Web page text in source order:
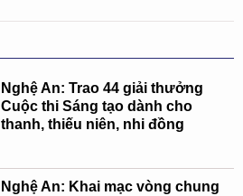
Nghệ An: Trao 44 giải thưởng
Cuộc thi Sáng tạo dành cho
thanh, thiếu niên, nhi đồng
Nghệ An: Khai mạc vòng chung